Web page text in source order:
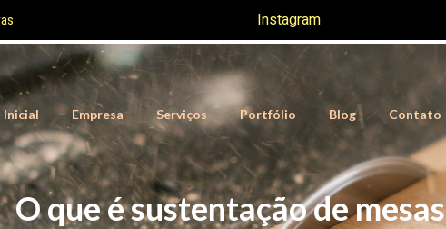
Instagram
Inicial Empresa Serviços Portfólio Blog Contato
O que é sustentação de mesas